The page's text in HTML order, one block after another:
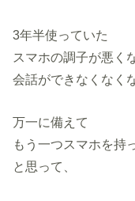
3年半使っていた
スマホの調子が悪く
会話ができなくなく
万一に備えて
もう一つスマホを持
と思って、